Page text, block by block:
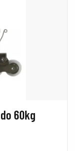
60kg